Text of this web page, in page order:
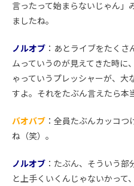
言ったって始まらないじゃん」
ましたね。
ノルオブ ：あとライブをたく
ムっていうのが見えてきた時に
ゃっていうプレッシャーが、大
すよ。それをたぶん言えたら本
バオバブ ：全員たぶんカッコ
ね（笑）。
ノルオブ ：たぶん、そういう
と上手くいくんじゃないかって